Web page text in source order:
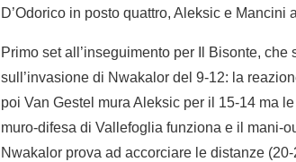
D’Odorico in posto quattro, Aleksic e Mancini
Primo set all’inseguimento per Il Bisonte,
sull’invasione di Nwakalor del 9-12: la
poi Van Gestel mura Aleksic per il 15-14 ma
muro-difesa di Vallefoglia funziona e il mani-
Nwakalor prova ad accorciare le distanze